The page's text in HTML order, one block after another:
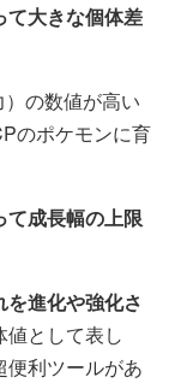
て大きな個体差
の数値が高い
のポケモンに育
て成長幅の上限
進化や強化さ
値として表し
便利ツールがあ